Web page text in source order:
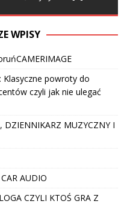
WPISY
Klasyczne powroty do
czyli jak nie ulegać
DZIENNIKARZ MUZYCZNY I
AUDIO
CZYLI KTOŚ GRA Z